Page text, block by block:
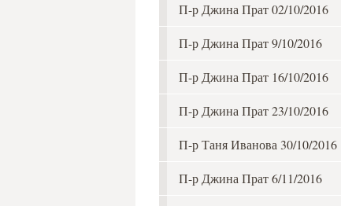
П-р Джина Прат 02/10/2016
П-р Джина Прат 9/10/2016
П-р Джина Прат 16/10/2016
П-р Джина Прат 23/10/2016
П-р Таня Иванова 30/10/2016
П-р Джина Прат 6/11/2016